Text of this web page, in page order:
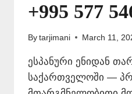
+995 577
By tarjimani March 11,
ესპანური ენიდან
საქართველოში —